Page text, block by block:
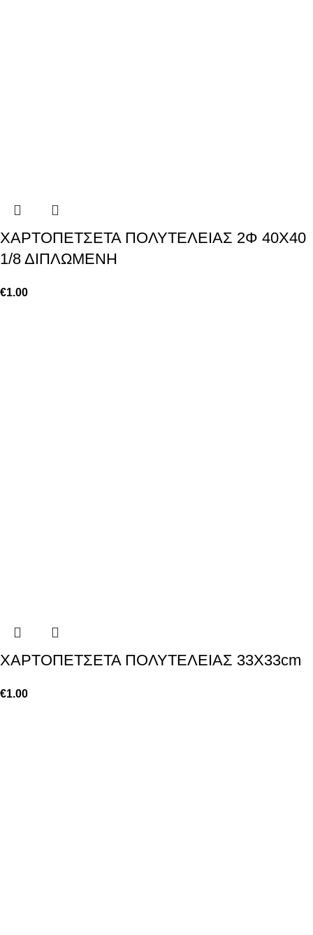
ΧΑΡΤΟΠΕΤΣΕΤΑ ΠΟΛΥΤΕΛΕΙΑΣ 2Φ 40Χ40
1/8 ΔΙΠΛΩΜΕΝΗ
€1.00
ΧΑΡΤΟΠΕΤΣΕΤΑ ΠΟΛΥΤΕΛΕΙΑΣ 33X33cm
€1.00